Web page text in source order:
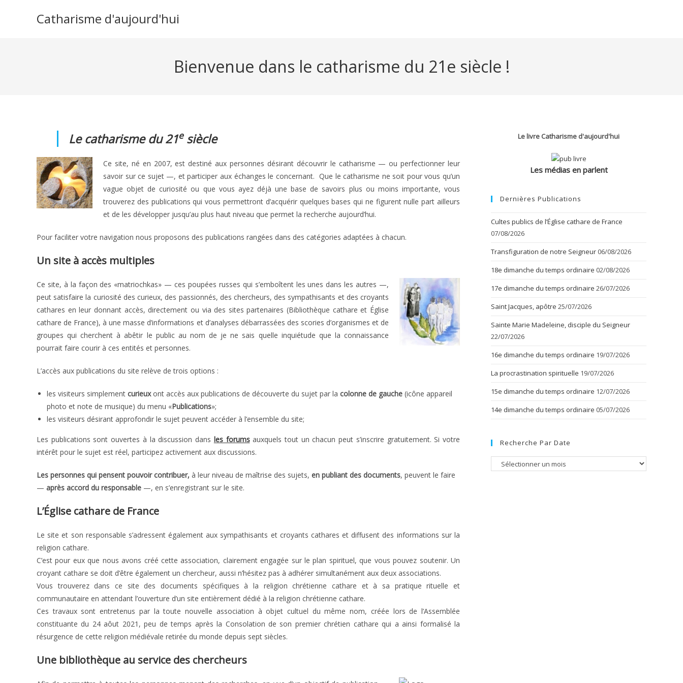
Catharisme d'aujourd'hui
Bienvenue dans le catharisme du 21e siècle !
Le catharisme du 21esiècle
Ce site, né en 2007, est destiné aux personnes désirant découvrir le catharisme — ou perfectionner leur
savoir sur ce sujet —, et participer aux échanges le concernant. Que le catharisme ne soit pour vous qu’un
vague objet de curiosité ou que vous ayez déjà une base de savoirs plus ou moins importante, vous
trouverez des publications qui vous permettront d’acquérir quelques bases qui ne figurent nulle part ailleurs
et de les développer jusqu’au plus haut niveau que permet la recherche aujourd’hui.
Pour faciliter votre navigation nous proposons des publications rangées dans des catégories adaptées à chacun.
Un site à accès multiples
Ce site, à la façon des «matriochkas» — ces poupées russes qui s’emboîtent les unes dans les autres —,
peut satisfaire la curiosité des curieux, des passionnés, des chercheurs, des sympathisants et des croyants
cathares en leur donnant accès, directement ou via des sites partenaires (Bibliothèque cathare et Église
cathare de France), à une masse d’informations et d’analyses débarrassées des scories d’organismes et de
groupes qui cherchent à abêtir le public au nom de je ne sais quelle inquiétude que la connaissance
pourrait faire courir à ces entités et personnes.
L’accès aux publications du site relève de trois options :
les visiteurs simplement curieuxont accès aux publications de découverte du sujet par la colonne de gauche (icône appareil
photo et note de musique) du menu «Publications»;
les visiteurs désirant approfondir le sujet peuvent accéder à l’ensemble du site;
Les publications sont ouvertes à la discussion dans les forumsauxquels tout un chacun peut s’inscrire gratuitement. Si votre
intérêt pour le sujet est réel, participez activement aux discussions.
Les personnes qui pensent pouvoir contribuer, à leur niveau de maîtrise des sujets, en publiant des documents, peuvent le faire
— après accord du responsable —, en s’enregistrant sur le site.
L’Église cathare de France
Le site et son responsable s’adressent également aux sympathisants et croyants cathares et diffusent des informations sur la
religion cathare.
C’est pour eux que nous avons créé cette association, clairement engagée sur le plan spirituel, que vous pouvez soutenir. Un
croyant cathare se doit d’être également un chercheur, aussi n’hésitez pas à adhérer simultanément aux deux associations.
Vous trouverez dans ce site des documents spécifiques à la religion chrétienne cathare et à sa pratique rituelle et
communautaire en attendant l’ouverture d’un site entièrement dédié à la religion chrétienne cathare.
Ces travaux sont entretenus par la toute nouvelle association à objet cultuel du même nom, créée lors de l’Assemblée
constituante du 24 aôut 2021, peu de temps après la Consolation de son premier chrétien cathare qui a ainsi formalisé la
résurgence de cette religion médiévale retirée du monde depuis sept siècles.
Une bibliothèque au service des chercheurs
Le livre Catharisme d'aujourd'hui
Les médias en parlent
Dernières Publications
Cultes publics de l’Église cathare de France
07/08/2026
Transfiguration de notre Seigneur 06/08/2026
18e dimanche du temps ordinaire 02/08/2026
17e dimanche du temps ordinaire 26/07/2026
Saint Jacques, apôtre 25/07/2026
Sainte Marie Madeleine, disciple du Seigneur
22/07/2026
16e dimanche du temps ordinaire 19/07/2026
La procrastination spirituelle 19/07/2026
15e dimanche du temps ordinaire 12/07/2026
14e dimanche du temps ordinaire 05/07/2026
Recherche Par Date
Recherche